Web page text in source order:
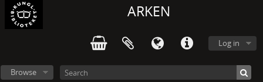
ARKEN
Log in
Browse